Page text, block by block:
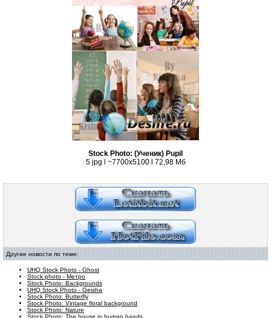
Stock Photo: (Ученик) Pupil
5 jpg l ~7700x5100 l 72,98 Мб
Другие новости по теме:
UHQ Stock Photo - Ghost
Stock photo - Метро
Stock Photo: Backgrounds
UHQ Stock Photo - Geisha
Stock Photo: Butterfly
Stock Photo: Vintage floral background
Stock Photo: Nature
Stock Photo: The house in human hands